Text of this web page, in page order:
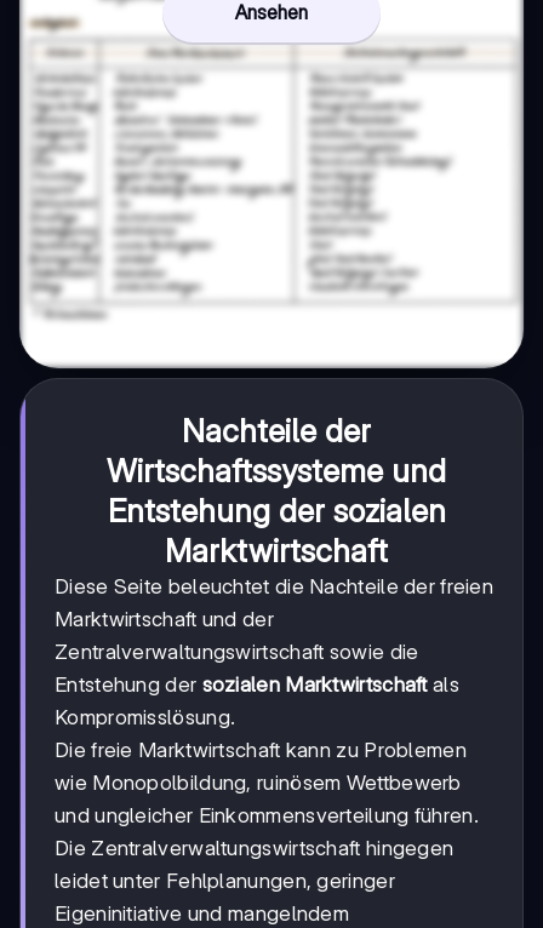
Ansehen
Nachteile der
Wirtschaftssysteme und
Entstehung der sozialen
Marktwirtschaft
Diese Seite beleuchtet die Nachteile der freien
Marktwirtschaft und der
Zentralverwaltungswirtschaft sowie die
Entstehung der sozialen Marktwirtschaftals
Kompromisslösung.
Die freie Marktwirtschaft kann zu Problemen
wie Monopolbildung, ruinösem Wettbewerb
und ungleicher Einkommensverteilung führen.
Die Zentralverwaltungswirtschaft hingegen
leidet unter Fehlplanungen, geringer
Eigeninitiative und mangelndem